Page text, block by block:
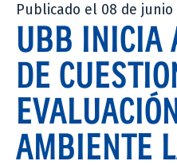
Publicado el 08 de junio
UBB INICIA
DE
AMBIENTE